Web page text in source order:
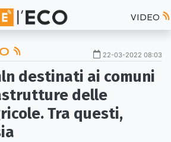
VIDEO
22-03-2022 08:03
destinati ai comuni
delle
Tra questi,